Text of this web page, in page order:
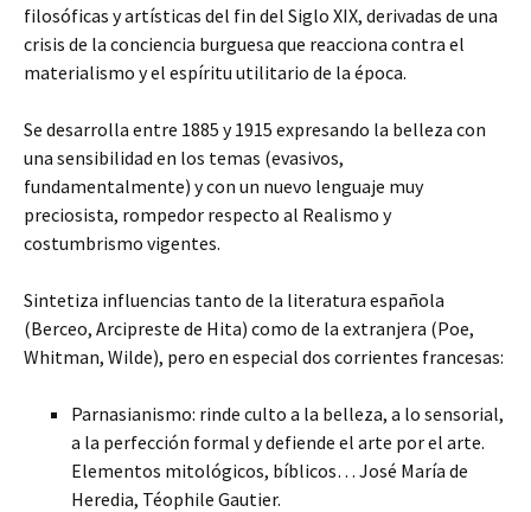
filosóficas y artísticas del fin del Siglo XIX, derivadas de una
crisis de la conciencia burguesa que reacciona contra el
materialismo y el espíritu utilitario de la época.
Se desarrolla entre 1885 y 1915 expresando la belleza con
una sensibilidad en los temas (evasivos,
fundamentalmente) y con un nuevo lenguaje muy
preciosista, rompedor respecto al Realismo y
costumbrismo vigentes.
Sintetiza influencias tanto de la literatura española
(Berceo, Arcipreste de Hita) como de la extranjera (Poe,
Whitman, Wilde), pero en especial dos corrientes francesas:
Parnasianismo: rinde culto a la belleza, a lo sensorial,
a la perfección formal y defiende el arte por el arte.
Elementos mitológicos, bíblicos… José María de
Heredia, Téophile Gautier.